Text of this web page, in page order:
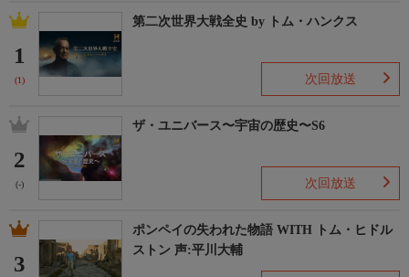
1
(1)
第二次世界大戦全史 by トム・ハンクス
次回放送
2
(-)
ザ・ユニバース〜宇宙の歴史〜S6
次回放送
3
ポンペイの失われた物語 WITH トム・ヒドル
ストン 声:平川大輔